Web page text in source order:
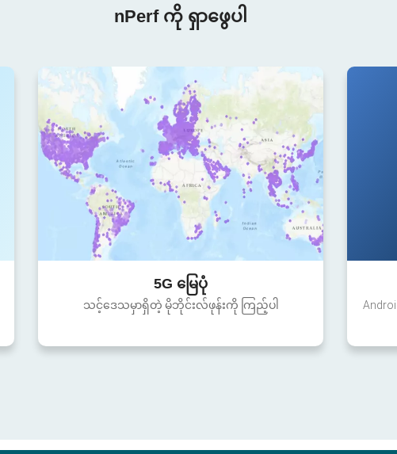
nPerf ကို ရှာဖွေပါ
5G မြေပုံ
သင့်ဒေသမှာရှိတဲ့ မိုဘိုင်းလ်ဖုန်းကို ကြည့်ပါ